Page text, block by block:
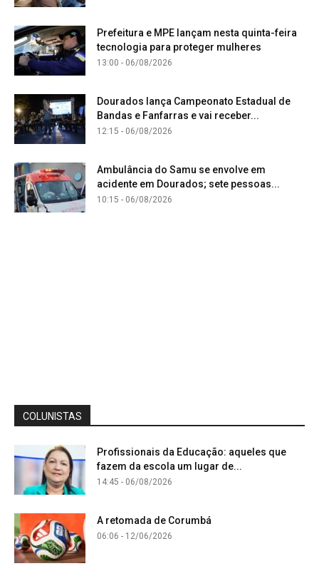
Prefeitura e MPE lançam nesta quinta-feira
tecnologia para proteger mulheres
13:00 - 06/08/2026
Dourados lança Campeonato Estadual de
Bandas e Fanfarras e vai receber...
12:15 - 06/08/2026
Ambulância do Samu se envolve em
acidente em Dourados; sete pessoas...
10:15 - 06/08/2026
COLUNISTAS
Profissionais da Educação: aqueles que
fazem da escola um lugar de...
14:45 - 06/08/2026
A retomada de Corumbá
06:06 - 12/06/2026